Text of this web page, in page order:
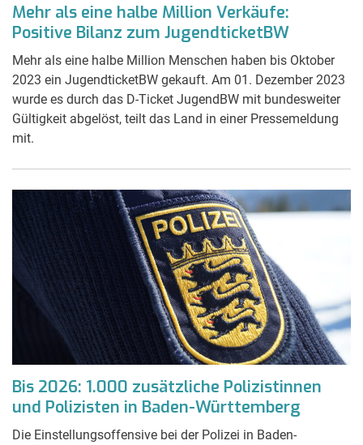
Mehr als eine halbe Million Verkäufe:
Positive Bilanz zum JugendticketBW
Mehr als eine halbe Million Menschen haben bis Oktober
2023 ein JugendticketBW gekauft. Am 01. Dezember 2023
wurde es durch das D-Ticket JugendBW mit bundesweiter
Gültigkeit abgelöst, teilt das Land in einer Pressemeldung
mit.
Bis 2026: 1.000 zusätzliche Polizistinnen
und Polizisten in Baden-Württemberg
Die Einstellungsoffensive bei der Polizei in Baden-